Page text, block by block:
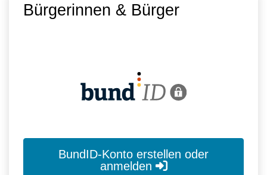
Bürgerinnen & Bürger
BundID-Konto erstellen oder
anmelden